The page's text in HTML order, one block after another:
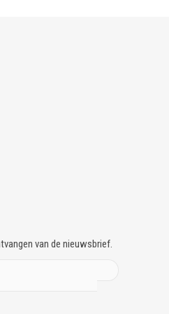
van de nieuwsbrief.